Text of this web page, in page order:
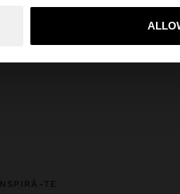
Da,
INSPIRĂ-TE